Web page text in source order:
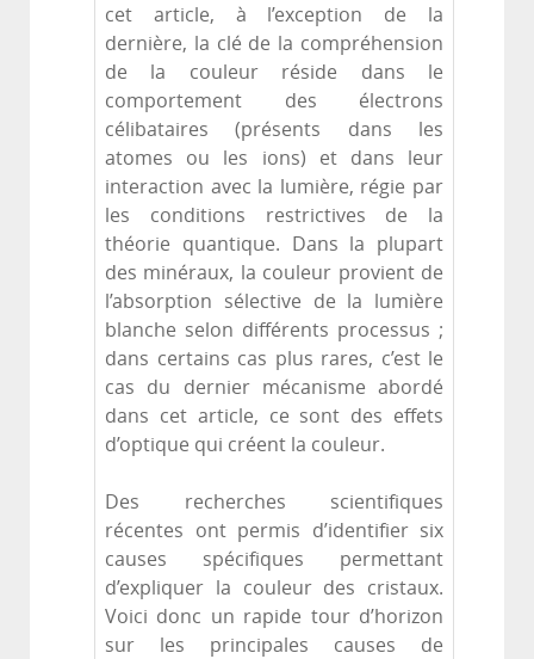
cet article, à l’exception de la
dernière, la clé de la compréhension
de la couleur réside dans le
comportement des électrons
célibataires (présents dans les
atomes ou les ions) et dans leur
interaction avec la lumière, régie par
les conditions restrictives de la
théorie quantique. Dans la plupart
des minéraux, la couleur provient de
l’absorption sélective de la lumière
blanche selon différents processus ;
dans certains cas plus rares, c’est le
cas du dernier mécanisme abordé
dans cet article, ce sont des effets
d’optique qui créent la couleur.
Des recherches scientifiques
récentes ont permis d’identifier six
causes spécifiques permettant
d’expliquer la couleur des cristaux.
Voici donc un rapide tour d’horizon
sur les principales causes de